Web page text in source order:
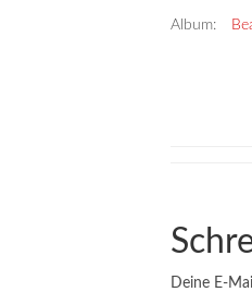
Album:
Deine E-